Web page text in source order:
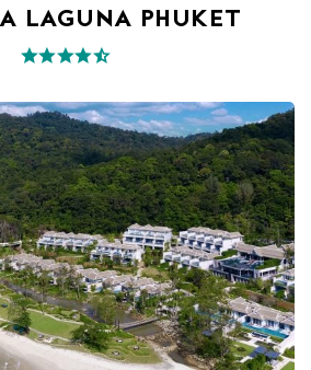
LAGUNA PHUKET